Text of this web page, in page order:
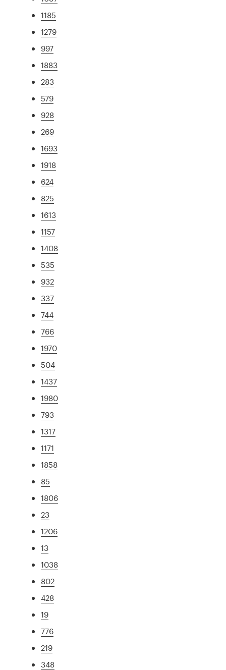
1185
1279
997
1883
283
579
928
269
1693
1918
624
825
1613
1157
1408
535
932
337
744
766
1970
504
1437
1980
793
1317
1171
1858
85
1806
23
1206
13
1038
802
428
19
776
219
348